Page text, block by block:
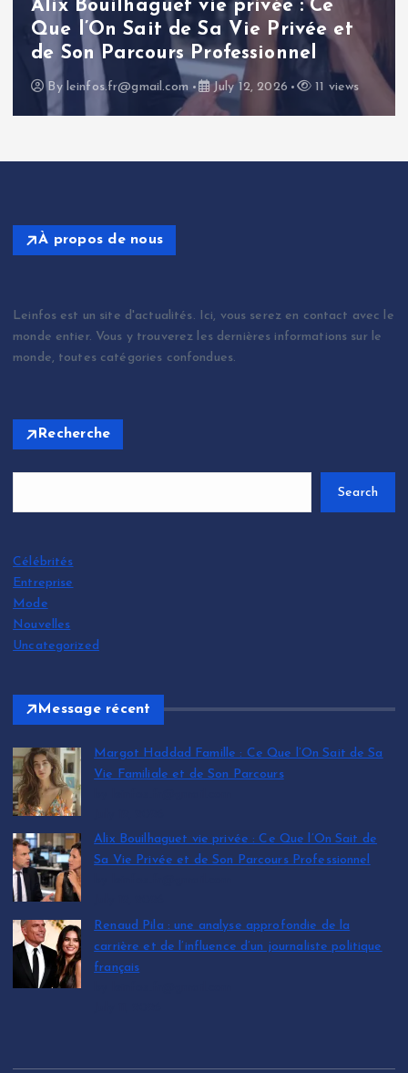
Alix Bouilhaguet vie privée : Ce
Que l’On Sait de Sa Vie Privée et
de Son Parcours Professionnel
By leinfos.fr@gmail.com July 12, 2026 11 views
À propos de nous
Leinfos est un site d'actualités. Ici, vous serez en contact avec le
monde entier. Vous y trouverez les dernières informations sur le
monde, toutes catégories confondues.
Recherche
Search
Célébrités
Entreprise
Mode
Nouvelles
Uncategorized
Message récent
Margot Haddad Famille : Ce Que l’On Sait de Sa
Vie Familiale et de Son Parcours
Alix Bouilhaguet vie privée : Ce Que l’On Sait de
Sa Vie Privée et de Son Parcours Professionnel
Renaud Pila : une analyse approfondie de la
carrière et de l’influence d’un journaliste politique
français